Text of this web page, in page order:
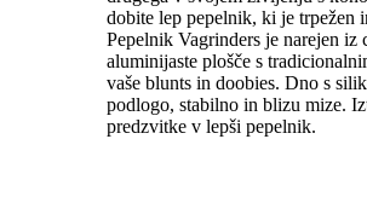
dobite lep pepelnik, ki je trpežen
Pepelnik Vagrinders je narejen iz
aluminijaste plošče s
vaše blunts in doobies. Dno s
podlogo, stabilno in blizu mize.
predzvitke v lepši pepelnik.